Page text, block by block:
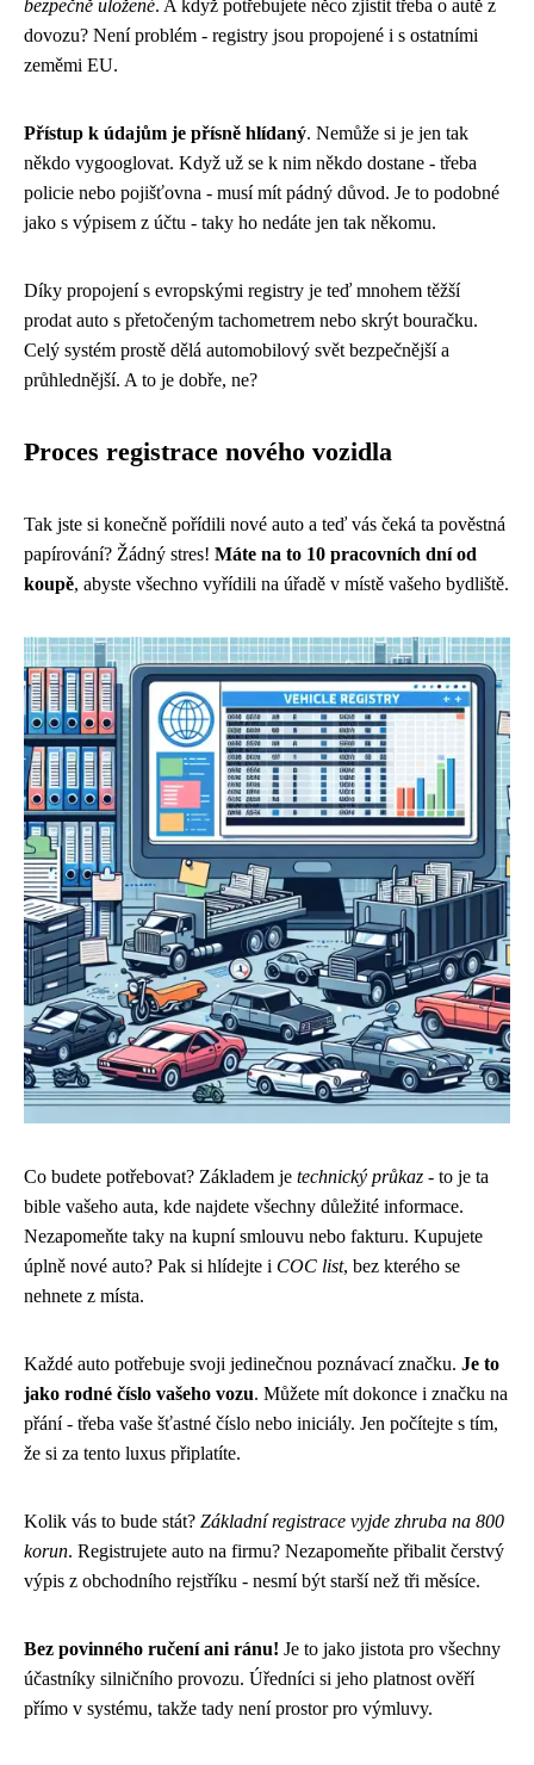
bezpečně uložené. A když potřebujete něco zjistit třeba o autě z
dovozu? Není problém - registry jsou propojené i s ostatními
zeměmi EU.
Přístup k údajům je přísně hlídaný. Nemůže si je jen tak
někdo vygooglovat. Když už se k nim někdo dostane - třeba
policie nebo pojišťovna - musí mít pádný důvod. Je to podobné
jako s výpisem z účtu - taky ho nedáte jen tak někomu.
Díky propojení s evropskými registry je teď mnohem těžší
prodat auto s přetočeným tachometrem nebo skrýt bouračku.
Celý systém prostě dělá automobilový svět bezpečnější a
průhlednější. A to je dobře, ne?
Proces registrace nového vozidla
Tak jste si konečně pořídili nové auto a teď vás čeká ta pověstná
papírování? Žádný stres! Máte na to 10 pracovních dní od
koupě, abyste všechno vyřídili na úřadě v místě vašeho bydliště.
Co budete potřebovat? Základem je technický průkaz - to je ta
bible vašeho auta, kde najdete všechny důležité informace.
Nezapomeňte taky na kupní smlouvu nebo fakturu. Kupujete
úplně nové auto? Pak si hlídejte i COC list, bez kterého se
nehnete z místa.
Každé auto potřebuje svoji jedinečnou poznávací značku. Je to
jako rodné číslo vašeho vozu. Můžete mít dokonce i značku na
přání - třeba vaše šťastné číslo nebo iniciály. Jen počítejte s tím,
že si za tento luxus připlatíte.
Kolik vás to bude stát? Základní registrace vyjde zhruba na 800
korun. Registrujete auto na firmu? Nezapomeňte přibalit čerstvý
výpis z obchodního rejstříku - nesmí být starší než tři měsíce.
Bez povinného ručení ani ránu! Je to jako jistota pro všechny
účastníky silničního provozu. Úředníci si jeho platnost ověří
přímo v systému, takže tady není prostor pro výmluvy.